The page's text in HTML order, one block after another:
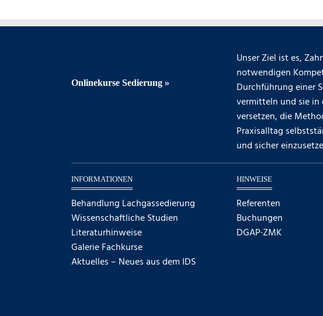
Onlinekurse Sedierung »
Unser Ziel ist es,
notwendigen
Durchführung einer
vermitteln und sie in
versetzen, die
Praxisalltag
und sicher
INFORMATIONEN
Behandlung Lachgassedierung
Wissenschaftliche Studien
Literaturhinweise
Galerie Fachkurse
Aktuelles – Neues aus dem IDS
HINWEISE
Referenten
Buchungen
DGAP·ZMK